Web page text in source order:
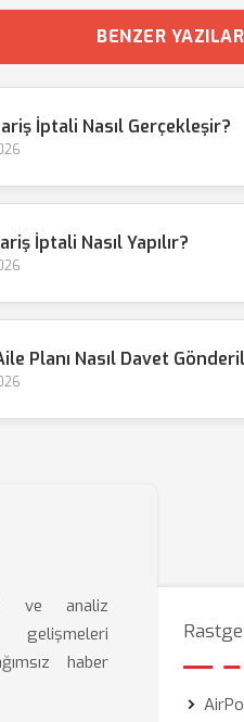
BENZER YAZILAR
İptali Nasıl Gerçekleşir?
İptali Nasıl Yapılır?
Planı Nasıl Davet
ve analiz
haber